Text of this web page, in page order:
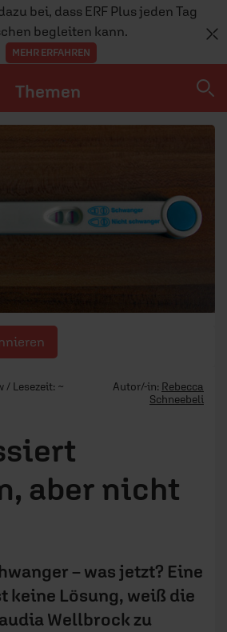
bei, dass ERF Plus jeden Tag
begleiten kann.
MEHR ERFAHREN
Themen
/ Lesezeit: ~
Autor/-in: Rebecca
Schneebeli
aber nicht
– was jetzt? Eine
keine Lösung, weiß die
Wellbrock zu